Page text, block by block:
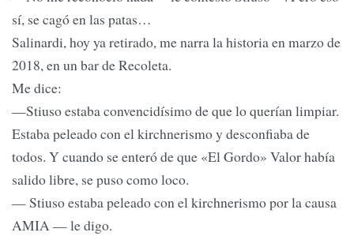
sí, se cagó en las patas…
Salinardi, hoy ya retirado, me narra la historia en marzo de
2018, en un bar de Recoleta.
Me dice:
—Stiuso estaba convencidísimo de que lo querían limpiar.
Estaba peleado con el kirchnerismo y desconfiaba de
todos. Y cuando se enteró de que «El Gordo» Valor había
salido libre, se puso como loco.
— Stiuso estaba peleado con el kirchnerismo por la causa
AMIA — le digo.